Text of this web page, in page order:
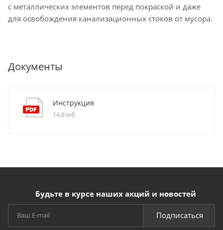
с металлических элементов перед покраской и даже
для освобождения канализационных стоков от мусора.
Документы
Инструкция
14,8 мб
Будьте в курсе наших акций и новостей
Подписаться